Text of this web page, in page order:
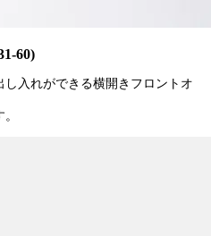
60)
入れができる横開きフロントオ